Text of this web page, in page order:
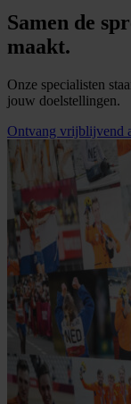
Samen de
maakt.
Onze specialisten
jouw doelstellingen.
Ontvang vrijblijvend